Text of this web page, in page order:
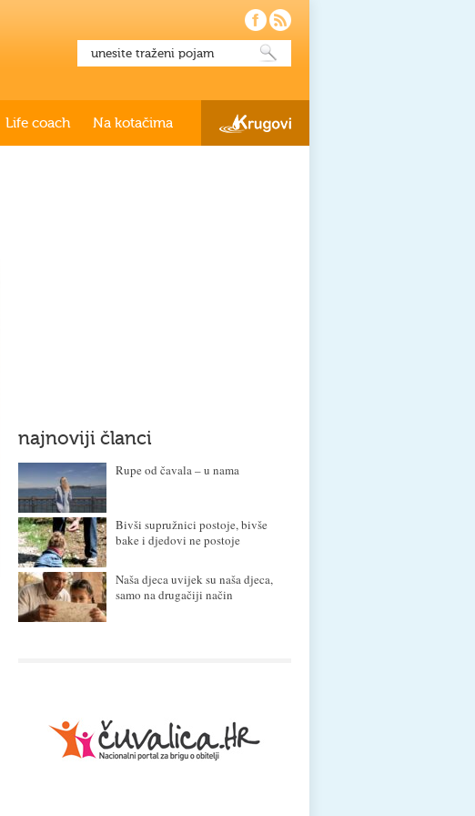
Life coach Na kotačima
najnoviji članci
Rupe od čavala – u nama
Bivši supružnici postoje, bivše
bake i djedovi ne postoje
Naša djeca uvijek su naša djeca,
samo na drugačiji način